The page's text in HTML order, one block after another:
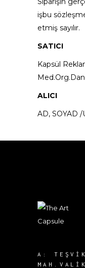
işbu
etmiş sayılır.
SATICI
Kapsül
ALICI
AD, SOYAD /
A:
MAH.